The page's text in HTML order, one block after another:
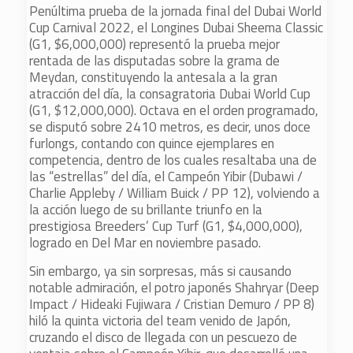
Penúltima prueba de la jornada final del Dubai World
Cup Carnival 2022, el Longines Dubai Sheema Classic
(G1, $6,000,000) representó la prueba mejor
rentada de las disputadas sobre la grama de
Meydan, constituyendo la antesala a la gran
atracción del día, la consagratoria Dubai World Cup
(G1, $12,000,000). Octava en el orden programado,
se disputó sobre 2410 metros, es decir, unos doce
furlongs, contando con quince ejemplares en
competencia, dentro de los cuales resaltaba una de
las “estrellas” del día, el Campeón Yibir (Dubawi /
Charlie Appleby / William Buick / PP 12), volviendo a
la acción luego de su brillante triunfo en la
prestigiosa Breeders’ Cup Turf (G1, $4,000,000),
logrado en Del Mar en noviembre pasado.
Sin embargo, ya sin sorpresas, más si causando
notable admiración, el potro japonés Shahryar (Deep
Impact / Hideaki Fujiwara / Cristian Demuro / PP 8)
hiló la quinta victoria del team venido de Japón,
cruzando el disco de llegada con un pescuezo de